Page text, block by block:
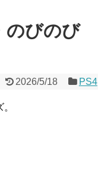
のびのび
2026/5/18 PS4